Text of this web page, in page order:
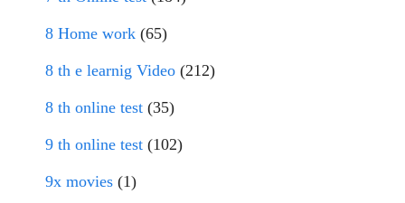
8 Home work (65)
8 th e learnig Video (212)
8 th online test (35)
9 th online test (102)
9x movies (1)